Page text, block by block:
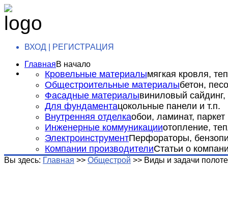
ВХОД | РЕГИСТРАЦИЯ
ГлавнаяВ начало
Кровельные материалымягкая кровля,
Общестроительные материалыбетон,
Фасадные материалывиниловый сайдинг,
Для фундаментацокольные панели и т.п.
Внутренняя отделкаобои, ламинат, паркет
Инженерные коммуникацииотопление,
ЭлектроинструментПерфораторы,
Компании производителиСтатьи о
Вы здесь: Главная >> Общестрой >> Виды и задачи